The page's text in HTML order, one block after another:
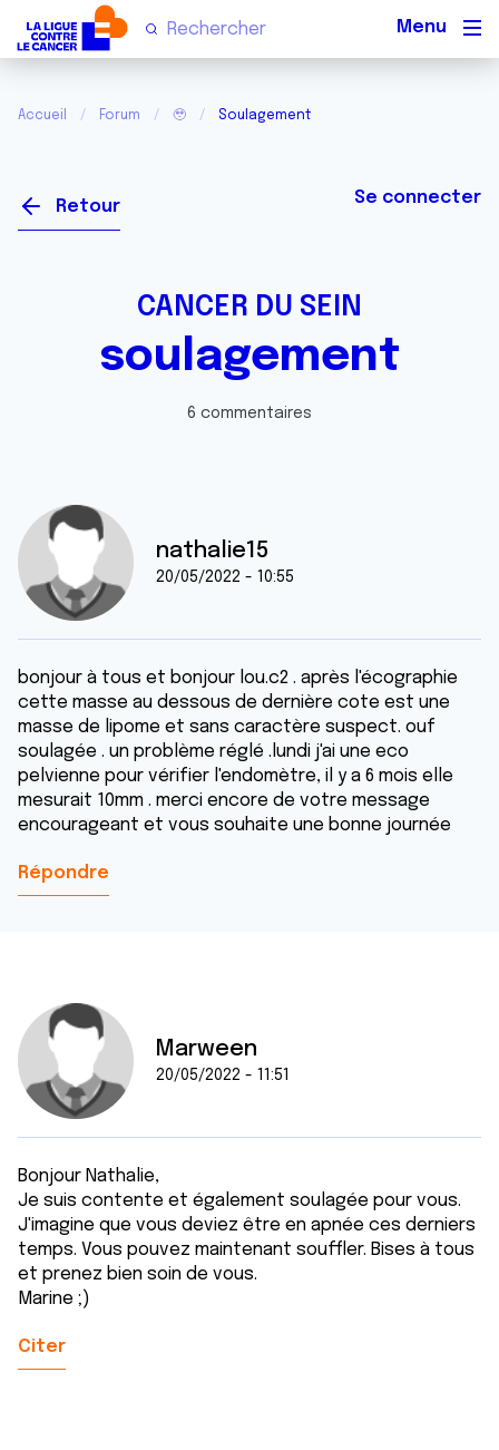
Accueil Forum 🥹 Soulagement
Retour Se connecter
CANCER DU SEIN
soulagement
6 commentaires
nathalie15
20/05/2022 - 10:55
bonjour à tous et bonjour lou.c2 . après l'écographie
cette masse au dessous de dernière cote est une
masse de lipome et sans caractère suspect. ouf
soulagée . un problème réglé .lundi j'ai une eco
pelvienne pour vérifier l'endomètre, il y a 6 mois elle
mesurait 10mm . merci encore de votre message
encourageant et vous souhaite une bonne journée
Répondre
Marween
20/05/2022 - 11:51
Bonjour Nathalie,
Je suis contente et également soulagée pour vous.
J'imagine que vous deviez être en apnée ces derniers
temps. Vous pouvez maintenant souffler. Bises à tous
et prenez bien soin de vous.
Marine ;)
Citer